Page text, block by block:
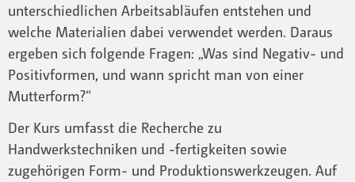
unterschiedlichen Arbeitsabläufen entstehen und
welche Materialien dabei verwendet werden. Daraus
ergeben sich folgende Fragen: „Was sind Negativ- und
Positivformen, und wann spricht man von einer
Mutterform?“
Der Kurs umfasst die Recherche zu
Handwerkstechniken und -fertigkeiten sowie
zugehörigen Form- und Produktionswerkzeugen. Auf